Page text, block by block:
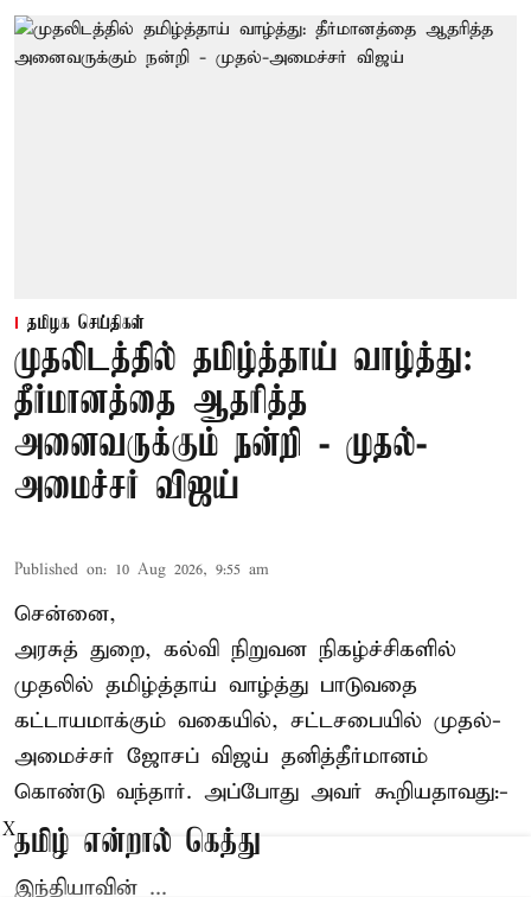
தமிழக செய்திகள்
முதலிடத்தில் தமிழ்த்தாய் வாழ்த்து:
தீர்மானத்தை ஆதரித்த
அனைவருக்கும் நன்றி - முதல்-
அமைச்சர் விஜய்
Published on: 10 Aug 2026, 9:55 am
சென்னை,
அரசுத் துறை, கல்வி நிறுவன நிகழ்ச்சிகளில்
முதலில் தமிழ்த்தாய் வாழ்த்து பாடுவதை
கட்டாயமாக்கும் வகையில், சட்டசபையில் முதல்-
அமைச்சர் ஜோசப் விஜய் தனித்தீர்மானம்
கொண்டு வந்தார். அப்போது அவர் கூறியதாவது:-
தமிழ் என்றால் கெத்து
இந்தியாவின் ...
X